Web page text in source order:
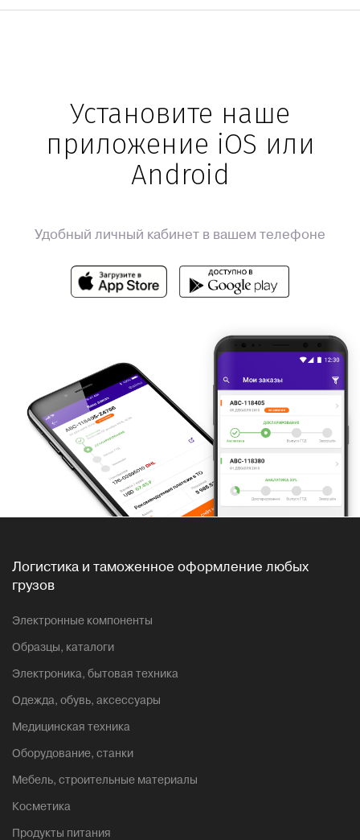
Установите наше
приложение iOS или
Android
Удобный личный кабинет в вашем телефоне
Логистика и таможенное оформление любых
грузов
Электронные компоненты
Образцы, каталоги
Электроника, бытовая техника
Одежда, обувь, аксессуары
Медицинская техника
Оборудование, станки
Мебель, строительные материалы
Косметика
Продукты питания